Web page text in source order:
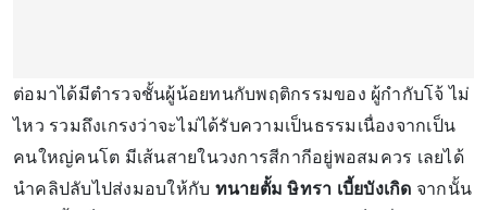
ต่อมาได้มีตำรวจชั้นผู้น้อยทนกับพฤติกรรมของ ผู้กำกับโจ้ ไม่
ไหว รวมถึงเกรงว่าจะไม่ได้รับความเป็นธรรมเนื่องจากเป็น
คนใหญ่คนโต มีเส้นสายในวงการสีกากีอยู่พอสมควร เลยได้
นำคลิปลับไปส่งมอบให้กับ ทนายตั้ม ษิทรา เบี้ยบังเกิด จากนั้น